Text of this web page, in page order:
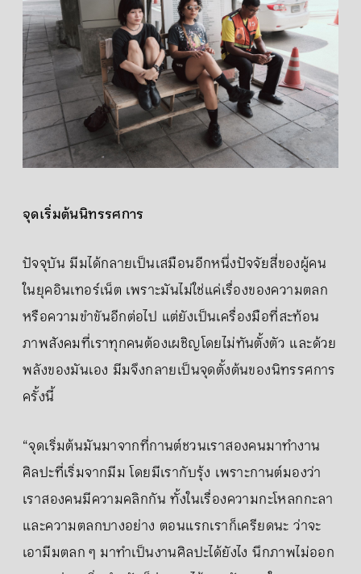
จุดเริ่มต้นนิทรรศการ
ปัจจุบัน มีมได้กลายเป็นเสมือนอีกหนึ่งปัจจัยสี่ของผู้คน
ในยุคอินเทอร์เน็ต เพราะมันไม่ใช่แค่เรื่องของความตลก
หรือความขำขันอีกต่อไป แต่ยังเป็นเครื่องมือที่สะท้อน
ภาพสังคมที่เราทุกคนต้องเผชิญโดยไม่ทันตั้งตัว และด้วย
พลังของมันเอง มีมจึงกลายเป็นจุดตั้งต้นของนิทรรศการ
ครั้งนี้
“จุดเริ่มต้นมันมาจากที่กานต์ชวนเราสองคนมาทำงาน
ศิลปะที่เริ่มจากมีม โดยมีเรากับรุ้ง เพราะกานต์มองว่า
เราสองคนมีความคลิกกัน ทั้งในเรื่องความกะโหลกกะลา
และความตลกบางอย่าง ตอนแรกเราก็เครียดนะ ว่าจะ
เอามีมตลก ๆ มาทำเป็นงานศิลปะได้ยังไง นึกภาพไม่ออก